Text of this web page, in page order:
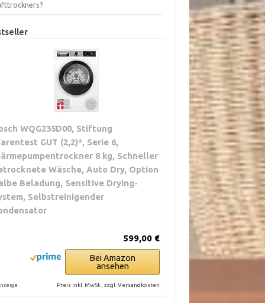
WQG235D00, Stiftung
GUT (2,2)*, Serie 6,
8 kg, Schneller
Wäsche, Auto Dry, Option
Beladung, Sensitive Drying-
Selbstreinigender
599,00 €
Bei Amazon
ansehen
Preis inkl. MwSt., zzgl. Versandkosten